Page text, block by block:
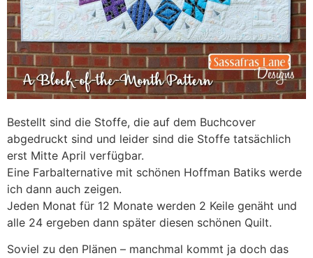
Bestellt sind die Stoffe, die auf dem Buchcover
abgedruckt sind und leider sind die Stoffe tatsächlich
erst Mitte April verfügbar.
Eine Farbalternative mit schönen Hoffman Batiks werde
ich dann auch zeigen.
Jeden Monat für 12 Monate werden 2 Keile genäht und
alle 24 ergeben dann später diesen schönen Quilt.
Soviel zu den Plänen – manchmal kommt ja doch das